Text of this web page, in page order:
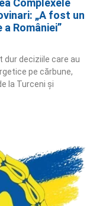
Complexele
„A fost un
României”
dur deciziile care au
pe cărbune,
la Turceni și